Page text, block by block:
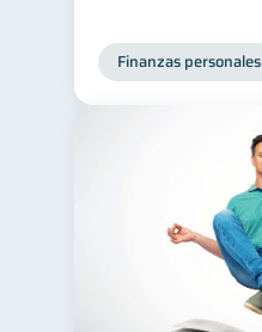
Finanzas personales